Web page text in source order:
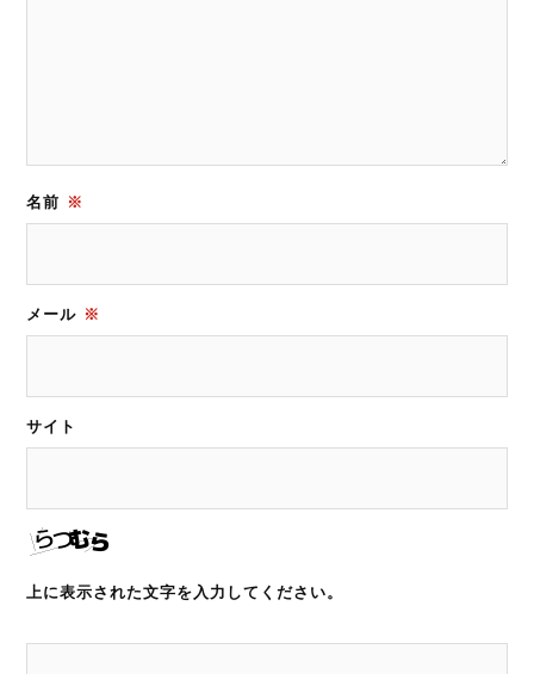
名前 ※
メール ※
サイト
上に表示された文字を入力してください。